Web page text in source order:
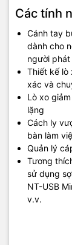
Các tính
Cánh tay
dành cho
người
Thiết kế lò
xác và
Lò xo
lặng
Cách ly
bàn làm
Quản lý
Tương
sử dụng
NT-USB
v.v.